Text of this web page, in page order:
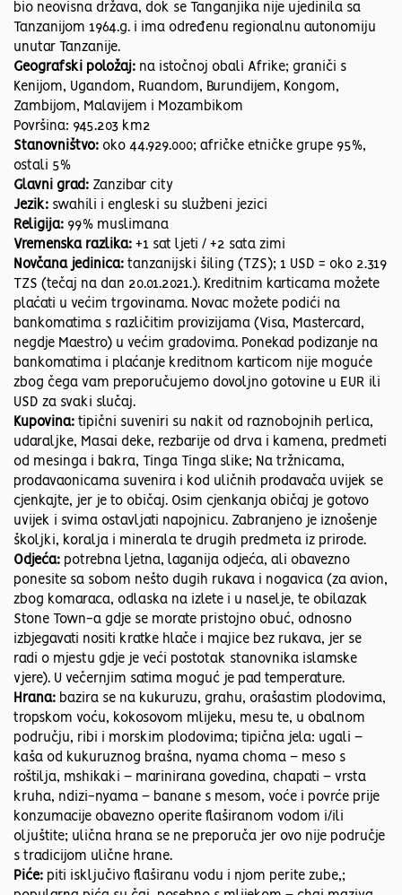
bio neovisna država, dok se Tanganjika nije ujedinila sa
Tanzanijom 1964.g. i ima određenu regionalnu autonomiju
unutar Tanzanije.
Geografski položaj: na istočnoj obali Afrike; graniči s
Kenijom, Ugandom, Ruandom, Burundijem, Kongom,
Zambijom, Malavijem i Mozambikom
Površina: 945.203 km2
Stanovništvo: oko 44.929.000; afričke etničke grupe 95%,
ostali 5%
Glavni grad: Zanzibar city
Jezik: swahili i engleski su službeni jezici
Religija: 99% muslimana
Vremenska razlika: +1 sat ljeti / +2 sata zimi
Novčana jedinica: tanzanijski šiling (TZS); 1 USD = oko 2.319
TZS (tečaj na dan 20.01.2021.). Kreditnim karticama možete
plaćati u većim trgovinama. Novac možete podići na
bankomatima s različitim provizijama (Visa, Mastercard,
negdje Maestro) u većim gradovima. Ponekad podizanje na
bankomatima i plaćanje kreditnom karticom nije moguće
zbog čega vam preporučujemo dovoljno gotovine u EUR ili
USD za svaki slučaj.
Kupovina: tipični suveniri su nakit od raznobojnih perlica,
udaraljke, Masai deke, rezbarije od drva i kamena, predmeti
od mesinga i bakra, Tinga Tinga slike; Na tržnicama,
prodavaonicama suvenira i kod uličnih prodavača uvijek se
cjenkajte, jer je to običaj. Osim cjenkanja običaj je gotovo
uvijek i svima ostavljati napojnicu. Zabranjeno je iznošenje
školjki, koralja i minerala te drugih predmeta iz prirode.
Odjeća: potrebna ljetna, laganija odjeća, ali obavezno
ponesite sa sobom nešto dugih rukava i nogavica (za avion,
zbog komaraca, odlaska na izlete i u naselje, te obilazak
Stone Town-a gdje se morate pristojno obuć, odnosno
izbjegavati nositi kratke hlače i majice bez rukava, jer se
radi o mjestu gdje je veći postotak stanovnika islamske
vjere). U večernjim satima moguć je pad temperature.
Hrana: bazira se na kukuruzu, grahu, orašastim plodovima,
tropskom voću, kokosovom mlijeku, mesu te, u obalnom
području, ribi i morskim plodovima; tipična jela: ugali –
kaša od kukuruznog brašna, nyama choma – meso s
roštilja, mshikaki – marinirana govedina, chapati – vrsta
kruha, ndizi-nyama – banane s mesom, voće i povrće prije
konzumacije obavezno operite flaširanom vodom i/ili
oljuštite; ulična hrana se ne preporuča jer ovo nije područje
s tradicijom ulične hrane.
Piće: piti isključivo flaširanu vodu i njom perite zube,;